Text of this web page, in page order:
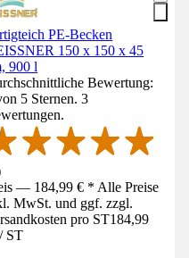
PE-Becken
150 x 150 x 45
900 l
Bewertung:
5 Sternen. 3
— 184,99 € * Alle Preise
MwSt. und ggf. zzgl.
pro ST184,99
/ ST